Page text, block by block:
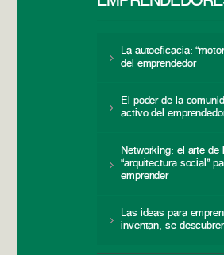
La autoeficacia:
del emprendedor
El poder de la
activo del
Networking: el arte de
“arquitectura social”
emprender
Las ideas para
inventan, se